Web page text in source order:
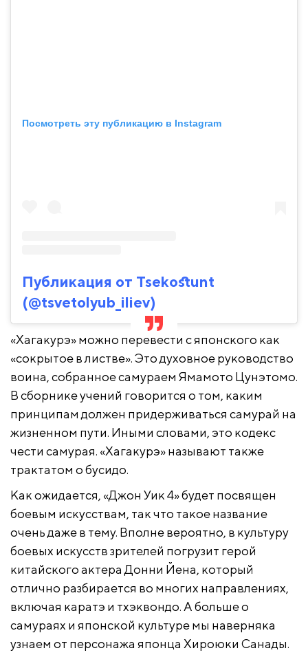
Посмотреть эту публикацию в Instagram
Публикация от Tsekostunt
(@tsvetolyub_iliev)
«Хагакурэ» можно перевести с японского как
«сокрытое в листве». Это духовное руководство
воина, собранное самураем Ямамото Цунэтомо.
В сборнике учений говорится о том, каким
принципам должен придерживаться самурай на
жизненном пути. Иными словами, это кодекс
чести самурая. «Хагакурэ» называют также
трактатом о бусидо.
Как ожидается, «Джон Уик 4» будет посвящен
боевым искусствам, так что такое название
очень даже в тему. Вполне вероятно, в культуру
боевых искусств зрителей погрузит герой
китайского актера Донни Йена, который
отлично разбирается во многих направлениях,
включая каратэ и тхэквондо. А больше о
самураях и японской культуре мы наверняка
узнаем от персонажа японца Хироюки Санады.